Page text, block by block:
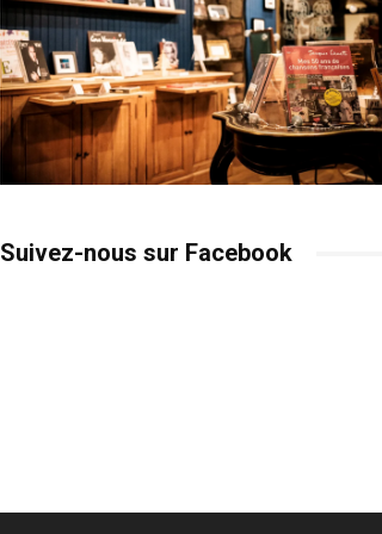
Suivez-nous sur Facebook